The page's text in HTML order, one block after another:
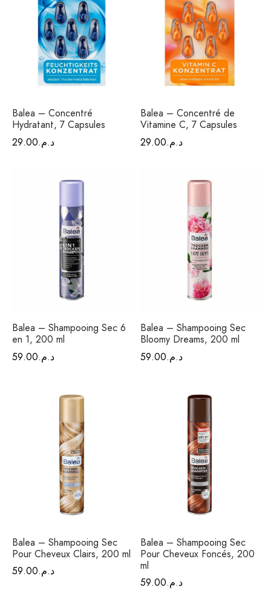
Balea – Concentré
Hydratant, 7 Capsules
د.م.29.00
Balea – Concentré de
Vitamine C, 7 Capsules
د.م.29.00
Balea – Shampooing Sec 6
en 1, 200 ml
د.م.59.00
Balea – Shampooing Sec
Bloomy Dreams, 200 ml
د.م.59.00
Balea – Shampooing Sec
Pour Cheveux Clairs, 200 ml
د.م.59.00
Balea – Shampooing Sec
Pour Cheveux Foncés, 200
ml
د.م.59.00